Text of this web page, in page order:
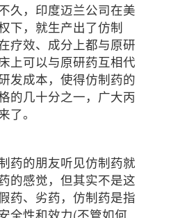
久，印度迈兰公司在美
下，就生产出了仿制
疗效、成分上都与原研
上可以与原研药互相代
发成本，使得仿制药的
的几十分之一，广大丙
了。
药的朋友听见仿制药就
的感觉，但其实不是这
药、劣药，仿制药是指
全性和效力(不管如何